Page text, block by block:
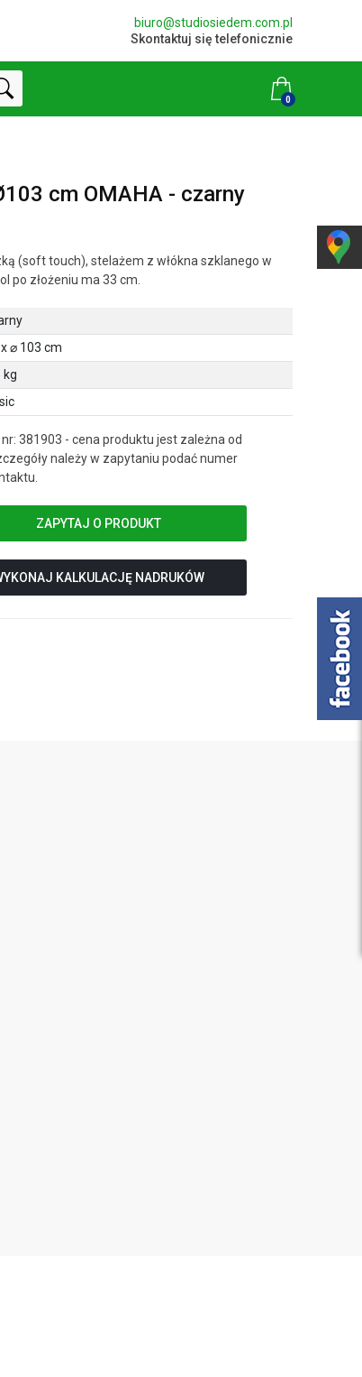
biuro@studiosiedem.com.pl
Skontaktuj się telefonicznie
0
cm OMAHA - czarny
(soft touch), stelażem z włókna szklanego w
po złożeniu ma 33 cm.
⌀ 103 cm
kg
381903 - cena produktu jest zależna od
należy w zapytaniu podać numer
ZAPYTAJ O PRODUKT
KALKULACJĘ NADRUKÓW